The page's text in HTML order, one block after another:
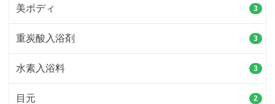
美ボディ 3
重炭酸入浴剤 3
水素入浴料 3
目元 2